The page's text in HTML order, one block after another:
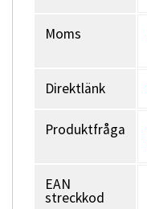
Moms
Direktlänk
Produktfråga
EAN
streckkod